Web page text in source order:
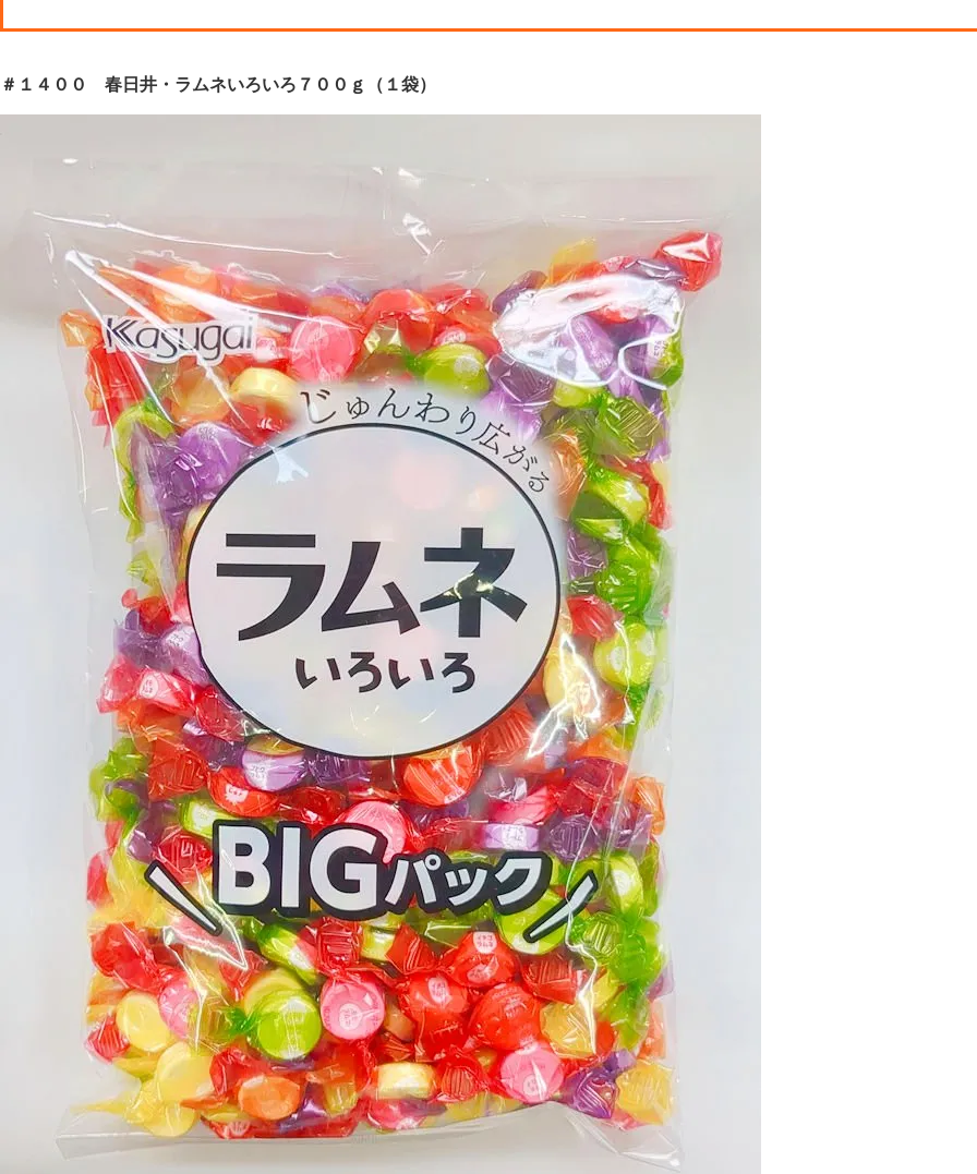
＃１４００ 春日井・ラムネいろいろ７００ｇ（１袋）